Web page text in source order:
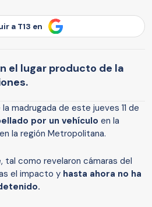
a T13 en
el lugar producto de la
madrugada de este jueves 11 de
por un vehículo en la
la región Metropolitana.
tal como revelaron cámaras del
el impacto y hasta ahora no ha